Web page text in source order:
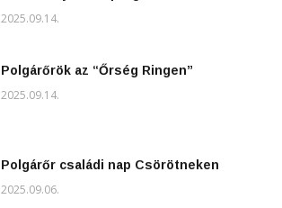
2025.09.14.
Polgárőrök az “Őrség Ringen”
2025.09.14.
Polgárőr családi nap Csörötneken
2025.09.06.